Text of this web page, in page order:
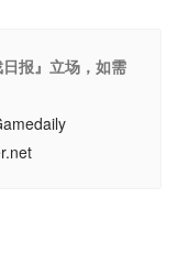
报』立场，如需